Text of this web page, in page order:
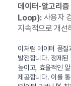
데이터-알고리
Loop):사용자
지속적으로 개선
이처럼 데이터 품질
발전합니다. 정제
높이고, 효율적인
제공합니다. 이를